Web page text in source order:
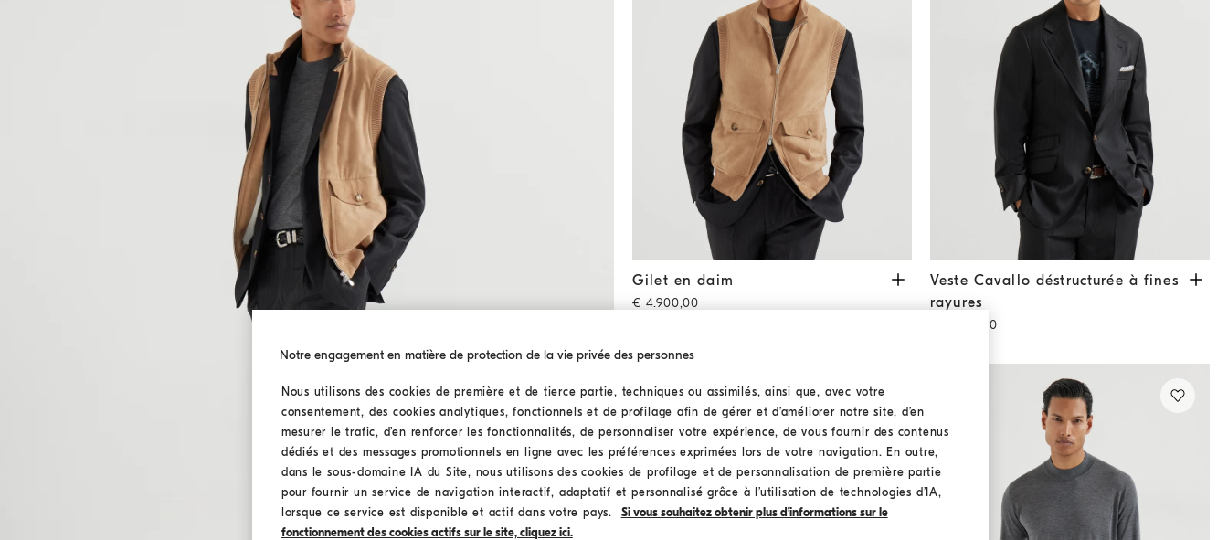
Gilet en daim Marron Clair
Gilet en daim
€ 4.900,00
Veste Cavallo déstructurée à fines rayures Noir
Veste Cavallo déstructurée à fines
rayures
€ 3.400,00
Notre engagement en matière de protection de la vie privée des personnes
Nous utilisons des cookies de première et de tierce partie, techniques ou assimilés, ainsi que, avec votre
consentement, des cookies analytiques, fonctionnels et de profilage afin de gérer et d’améliorer notre site, d’en
mesurer le trafic, d’en renforcer les fonctionnalités, de personnaliser votre expérience, de vous fournir des contenus
dédiés et des messages promotionnels en ligne avec les préférences exprimées lors de votre navigation. En outre,
dans le sous-domaine IA du Site, nous utilisons des cookies de profilage et de personnalisation de première partie
pour fournir un service de navigation interactif, adaptatif et personnalisé grâce à l’utilisation de technologies d’IA,
lorsque ce service est disponible et actif dans votre pays.
Si vous souhaitez obtenir plus d’informations sur le
fonctionnement des cookies actifs sur le site, cliquez ici.